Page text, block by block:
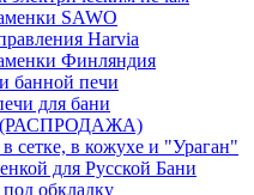
SAWO
Harvia
Финляндия
банной печи
для бани
(РАСПРОДАЖА)
сетке, в кожухе и "Ураган"
для Русской Бани
обкладку